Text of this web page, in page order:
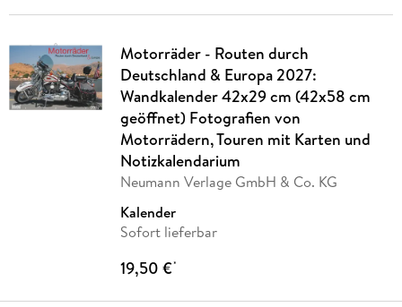
Motorräder - Routen durch
Deutschland & Europa 2027:
Wandkalender 42x29 cm (42x58 cm
geöffnet) Fotografien von
Motorrädern, Touren mit Karten und
Notizkalendarium
Neumann Verlage GmbH & Co. KG
Kalender
Sofort lieferbar
19,50 €*